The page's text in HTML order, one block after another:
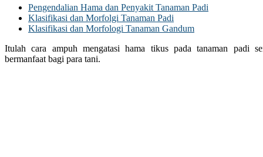
Pengendalian Hama dan Penyakit Tanaman Padi
Klasifikasi dan Morfolgi Tanaman Padi
Klasifikasi dan Morfologi Tanaman Gandum
Itulah cara ampuh mengatasi hama tikus pada tanaman padi
bermanfaat bagi para tani.